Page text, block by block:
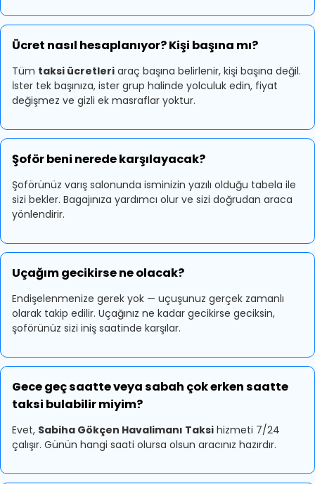
Ücret nasıl hesaplanıyor? Kişi başına mı?
Tüm taksi ücretleri araç başına belirlenir, kişi başına değil.
İster tek başınıza, ister grup halinde yolculuk edin, fiyat
değişmez ve gizli ek masraflar yoktur.
Şoför beni nerede karşılayacak?
Şoförünüz varış salonunda isminizin yazılı olduğu tabela ile
sizi bekler. Bagajınıza yardımcı olur ve sizi doğrudan araca
yönlendirir.
Uçağım gecikirse ne olacak?
Endişelenmenize gerek yok — uçuşunuz gerçek zamanlı
olarak takip edilir. Uçağınız ne kadar gecikirse geciksin,
şoförünüz sizi iniş saatinde karşılar.
Gece geç saatte veya sabah çok erken saatte
taksi bulabilir miyim?
Evet, Sabiha Gökçen Havalimanı Taksi hizmeti 7/24
çalışır. Günün hangi saati olursa olsun aracınız hazırdır.